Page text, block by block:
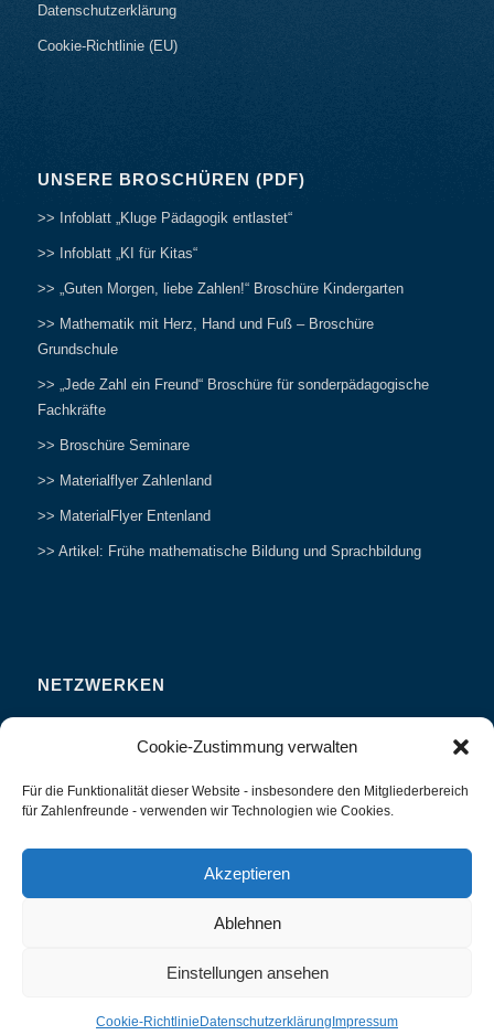
Cookie-Zustimmung verwalten
Für die Funktionalität dieser Website - insbesondere den Mitgliederbereich
für Zahlenfreunde - verwenden wir Technologien wie Cookies.
Akzeptieren
Ablehnen
Einstellungen ansehen
Cookie-Richtlinie Datenschutzerklärung Impressum
Datenschutzerklärung
Cookie-Richtlinie (EU)
UNSERE BROSCHÜREN (PDF)
>> Infoblatt „Kluge Pädagogik entlastet“
>> Infoblatt „KI für Kitas“
>> „Guten Morgen, liebe Zahlen!“ Broschüre Kindergarten
>> Mathematik mit Herz, Hand und Fuß – Broschüre
Grundschule
>> „Jede Zahl ein Freund“ Broschüre für sonderpädagogische
Fachkräfte
>> Broschüre Seminare
>> Materialflyer Zahlenland
>> MaterialFlyer Entenland
>> Artikel: Frühe mathematische Bildung und Sprachbildung
NETZWERKEN
Studieren
Interviews und Erfahrungsberichte